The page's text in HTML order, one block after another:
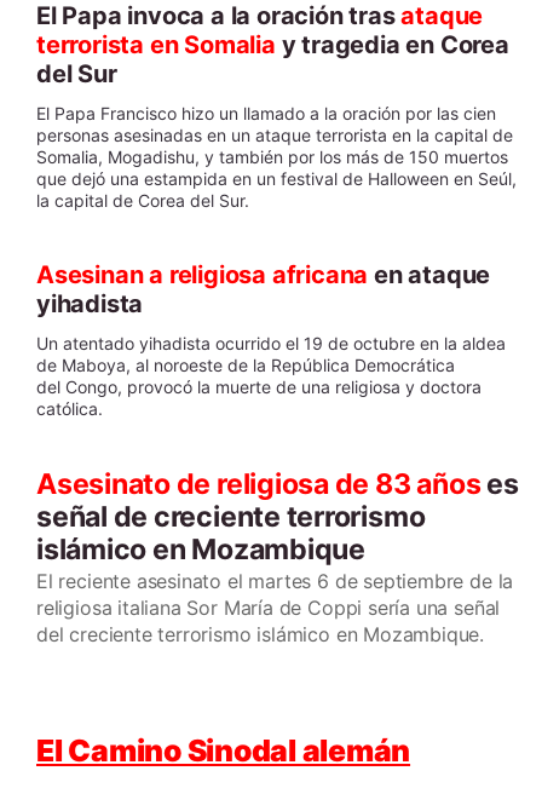
El Papa invoca a la oración trasataque
terrorista en Somalia y tragedia en Corea
del Sur
El Papa Francisco hizo un llamado a la oración por las cien
personas asesinadas en un ataque terrorista en la capital de
Somalia, Mogadishu, y también por los más de 150 muertos
que dejó una estampida en un festival de Halloween en Seúl,
la capital de Corea del Sur.
Asesinan a religiosa africanaen ataque
yihadista
Un atentado yihadista ocurrido el 19 de octubre en la aldea
de Maboya, al noroeste de la República Democrática
del Congo, provocó la muerte de una religiosa y doctora
católica.
Asesinato de religiosa de 83 años es
señal de creciente terrorismo
islámico en Mozambique
El reciente asesinato el martes 6 de septiembre de la
religiosa italiana Sor María de Coppi sería una señal
del creciente terrorismo islámico en Mozambique.
El Camino Sinodal alemán